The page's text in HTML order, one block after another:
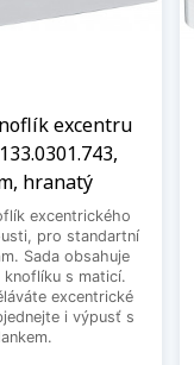
excentru
hranatý
excentrického
pro standartní
Sada obsahuje
s maticí.
excentrické
i výpusť s